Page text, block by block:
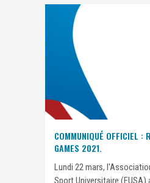
COMMUNIQUÉ OFFICIEL :
GAMES 2021.
Lundi 22 mars,
Sport Universitaire